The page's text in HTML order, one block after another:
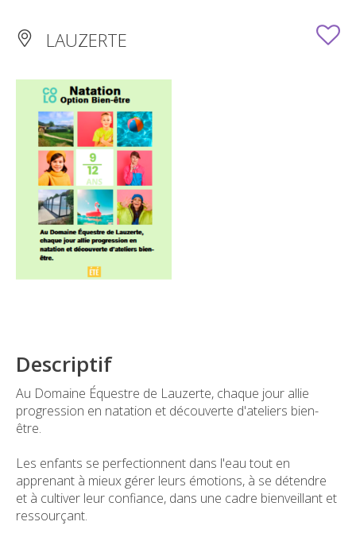
LAUZERTE
Descriptif
Au Domaine Équestre de Lauzerte, chaque jour allie
progression en natation et découverte d'ateliers bien-
être.
Les enfants se perfectionnent dans l'eau tout en
apprenant à mieux gérer leurs émotions, à se détendre
et à cultiver leur confiance, dans une cadre bienveillant et
ressourçant.